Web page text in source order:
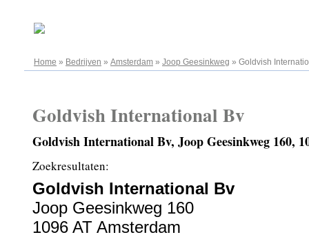
Home » Bedrijven » Amsterdam » Joop Geesinkweg » Goldvish
Goldvish International Bv
Goldvish International Bv, Joop Geesinkweg 160,
Zoekresultaten:
Goldvish International Bv
Joop Geesinkweg 160
1096 AT Amsterdam